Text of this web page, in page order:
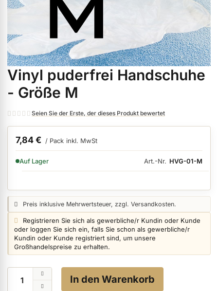
Gel anzeigen
Farbgele anzeigen
Gel Polish anzeigen
Acryl anzeigen
Nagellack & Flüssigkeiten anzeigen
Nagelfeilen, Werkzeuge, Tips & Zubehör anzeigen
Hygiene anzeigen
Skintrix anzeigen
Zum
Anfang
der
Vinyl puderfrei Handschuhe
- Größe M
Seien Sie der Erste, der dieses Produkt bewertet
7,84 € / Pack inkl. MwSt
VERFÜGBARKEIT:
Auf Lager Art.-Nr. HVG-01-M
Preisangabe:
Preis inklusive Mehrwertsteuer, zzgl. Versandkosten.
Login info:
Registrieren Sie sich als gewerbliche/r Kundin oder Kunde
oder loggen Sie sich ein, falls Sie schon als gewerbliche/r
Kundin oder Kunde registriert sind, um unsere
Großhandelspreise zu erhalten.
In den Warenkorb